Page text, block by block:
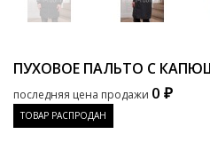
ПУХОВОЕ ПАЛЬТО С
последняя цена продажи 0 ₽
ТОВАР РАСПРОДАН